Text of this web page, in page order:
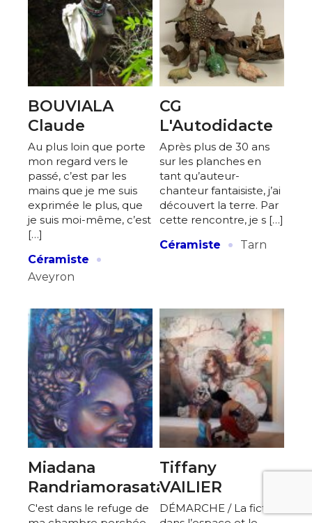
BOUVIALA
Claude
Au plus loin que porte
mon regard vers le
passé, c’est par les
mains que je me suis
exprimée le plus, que
je suis moi-même, c’est
[…]
Céramiste
·
Aveyron
CG
L'Autodidacte
Après plus de 30 ans
sur les planches en
tant qu’auteur-
chanteur fantaisiste, j’ai
découvert la terre. Par
cette rencontre, je s […]
Céramiste
· Tarn
Miadana
Randriamorasata
C'est dans le refuge de
Tiffany
VAILIER
DÉMARCHE / La fiction